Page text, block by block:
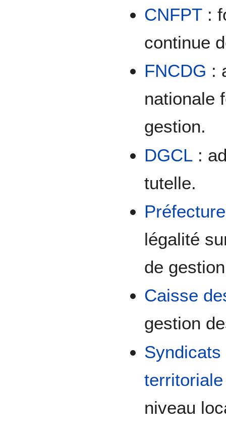
CNFPT :
continue
FNCDG :
nationale
gestion.
DGCL :
tutelle.
Préfecture
légalité
de
Caisse
gestion
territoriale
niveau